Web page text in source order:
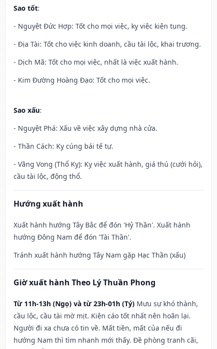
Sao tốt:
- Nguyệt Đức Hợp: Tốt cho mọi việc, kỵ việc kiện tụng.
- Địa Tài: Tốt cho việc kinh doanh, cầu tài lộc, khai trương.
- Dịch Mã: Tốt cho mọi việc, nhất là việc xuất hành.
- Kim Đường Hoàng Đạo: Tốt cho mọi việc.
Sao xấu:
- Nguyệt Phá: Xấu về việc xây dựng nhà cửa.
- Thần Cách: Kỵ cúng bái tế tự.
- Vãng Vong (Thổ Kỵ): Kỵ việc xuất hành, giá thú (cưới hỏi),
cầu tài lộc, động thổ.
Hướng xuất hành
Xuất hành hướng Tây Bắc để đón 'Hỷ Thần'. Xuất hành
hướng Đông Nam để đón 'Tài Thần'.
Tránh xuất hành hướng Tây Nam gặp Hạc Thần (xấu)
Giờ xuất hành Theo Lý Thuần Phong
Từ 11h-13h (Ngọ) và từ 23h-01h (Tý) Mưu sự khó thành,
cầu lộc, cầu tài mờ mịt. Kiện cáo tốt nhất nên hoãn lại.
Người đi xa chưa có tin về. Mất tiền, mất của nếu đi
hướng Nam thì tìm nhanh mới thấy. Đề phòng tranh cãi,